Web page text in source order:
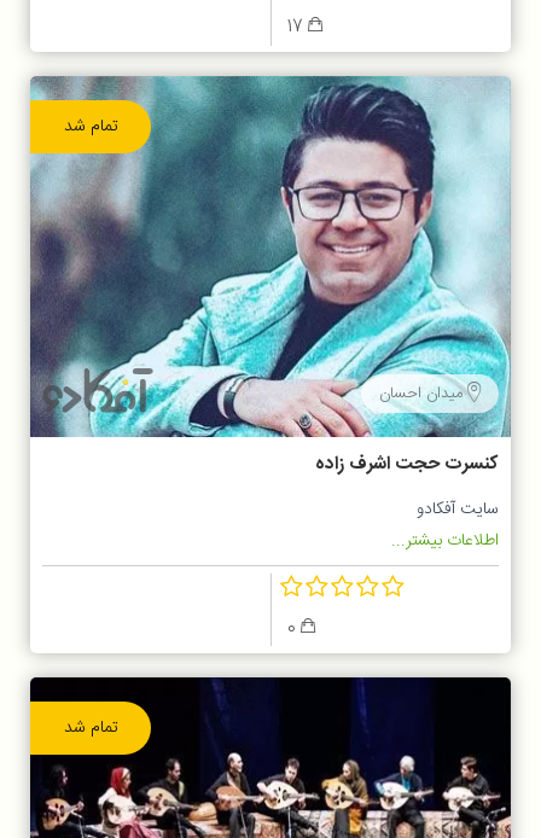
تمام شد
میدان احسان
کنسرت حجت اشرف زاده
سایت آفکادو
اطلاعات بیشتر...
تمام شد